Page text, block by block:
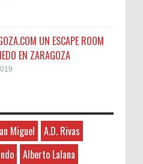
UN ESCAPE ROOM
EN ZARAGOZA
Lomo Ibérico de Bellota de
S.L.
lomo ibérico de bellota
kendimizi geliştirmek
için çeşitli kaynaklara
Miguel
A.D. Rivas
Alberto Lalana